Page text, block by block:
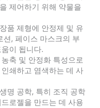
제어하기 위해 약물을
품 제형에 안정제 및 유
션, 페이스 마스크의 부
이 됩니다.
축 및 안정화 특성으로
쇄하고 염색하는 데 사
명 공학, 특히 조직 공학
로젤을 만드는 데 사용